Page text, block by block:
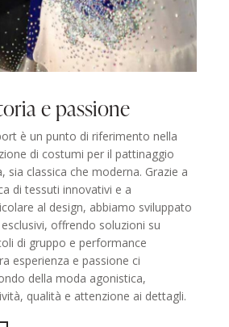
e passione
è un punto di riferimento nella
di costumi per il pattinaggio
sia classica che moderna. Grazie a
di tessuti innovativi e a
al design, abbiamo sviluppato
offrendo soluzioni su
di gruppo e performance
esperienza e passione ci
della moda agonistica,
qualità e attenzione ai dettagli.